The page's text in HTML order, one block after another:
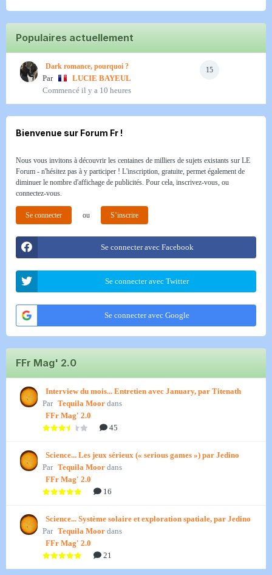
Populaires actuellement
15
Dark romance, pourquoi ?
Par
LUCIE BAYEUL
Commencé il y a 10 heures
Bienvenue sur Forum Fr !
Nous vous invitons à découvrir les centaines de milliers de sujets existants sur LE
Forum - n'hésitez pas à y participer ! L'inscription, gratuite, permet également de
diminuer le nombre d'affichage de publicités. Pour cela, inscrivez-vous, ou
connectez-vous.
Se connecter ou S’inscrire
Se connecter avec Facebook
Se connecter avec Twitter
Se connecter avec Google
FFr Mag' 2.0
Interview du mois... Entretien avec January, par Titenath
Par Tequila Moor dans
FFr Mag' 2.0
45
Science... Les jeux sérieux (« serious games ») par Jedino
Par Tequila Moor dans
FFr Mag' 2.0
16
Science... Système solaire et exploration spatiale, par Jedino
Par Tequila Moor dans
FFr Mag' 2.0
21